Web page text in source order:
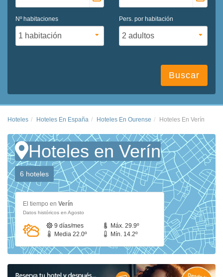
Nº habitaciones Pers. por habitación
Buscar
Hoteles Hoteles En España Hoteles En Ourense Hoteles En Verín
Hoteles en Verín
6 hoteles
El tiempo en Verín
Datos históricos en Agosto
9 días/mes
Máx. 29.9º
Media 22.0º
Mín. 14.2º